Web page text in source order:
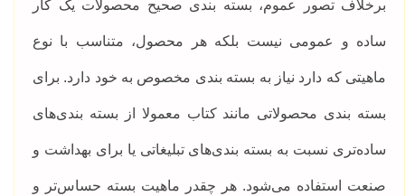
برخلاف تصور عموم، بسته بندی صحیح محصولات یک کار
ساده و عمومی نیست بلکه هر محصول، متناسب با نوع
ماهیتی که دارد نیاز به بسته بندی مخصوص به خود دارد. برای
بسته بندی محصولاتی مانند کتاب معمولا از بسته بندی‌های
ساده‌تری نسبت به بسته بندی‌های تبلیغاتی یا برای بهداشت و
صنعت استفاده می‌شود. هر چقدر ماهیت بسته حساس‌تر و